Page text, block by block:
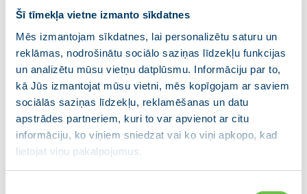
Šī tīmekļa vietne izmanto sīkdatnes
Mēs izmantojam sīkdatnes, lai personalizētu saturu un
reklāmas, nodrošinātu sociālo saziņas līdzekļu funkcijas
un analizētu mūsu vietņu datplūsmu. Informāciju par to,
kā Jūs izmantojat mūsu vietni, mēs kopīgojam ar saviem
sociālās saziņas līdzekļu, reklamēšanas un datu
apstrādes partneriem, kuri to var apvienot ar citu
informāciju, ko viņiem sniedzat vai ko viņi apkopo, kad
lietojat viņu pakalpojumus.
Esmu iedvesmots būt daļa no viņu
izaugsmes un redzu, kā jaunieši attīstās
gan kā sportisti, gan arī kā personības.
Es vēlos, lai bērni un jaunieši kļūtu fiziski
spēcīgi, izprastu aktīva dzīvesveida
nozīmi un iemācītos sportu kā
neatņemamu veselīgas dzīves
sastāvdaļu.